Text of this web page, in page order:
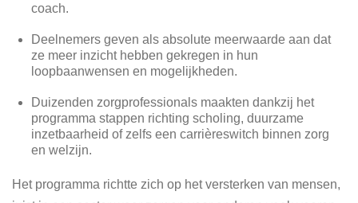
coach.
Deelnemers geven als absolute meerwaarde aan dat
ze meer inzicht hebben gekregen in hun
loopbaanwensen en mogelijkheden.
Duizenden zorgprofessionals maakten dankzij het
programma stappen richting scholing, duurzame
inzetbaarheid of zelfs een carrièreswitch binnen zorg
en welzijn.
Het programma richtte zich op het versterken van mensen,